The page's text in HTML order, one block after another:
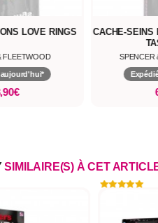
LOVE RINGS
FLEETWOOD
aujourd'hui*
CACHE-SEINS
SPENCER
SIMILAIRE(S) À CET